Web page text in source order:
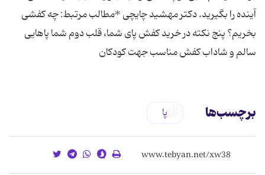
آینده را بگیرید. دكتر مهشید چایچی *مطالب مرتبط: چه كفشی
بخریم؟ پنج نكته در خرید كفش پای شما، قلب دوم شما پاهایی
سالم و شاداب کفش مناسب جهت کودکان
برچسب‌ها پا